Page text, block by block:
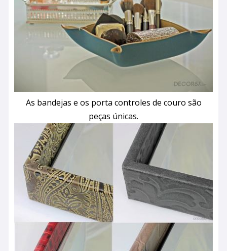
As bandejas e os porta controles de couro são
peças únicas.